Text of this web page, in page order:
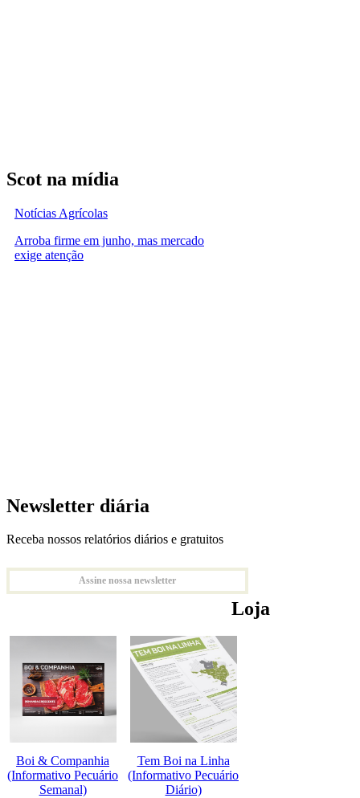
Scot na mídia
Notícias Agrícolas
Arroba firme em junho, mas mercado
exige atenção
Newsletter diária
Receba nossos relatórios diários e gratuitos
Assine nossa newsletter
Loja
Boi & Companhia
(Informativo Pecuário
Semanal)
Tem Boi na Linha
(Informativo Pecuário
Diário)